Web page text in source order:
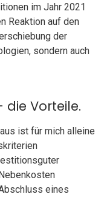
im Jahr 2021
Reaktion auf den
der
sondern auch
die Vorteile.
ist für mich alleine
eines